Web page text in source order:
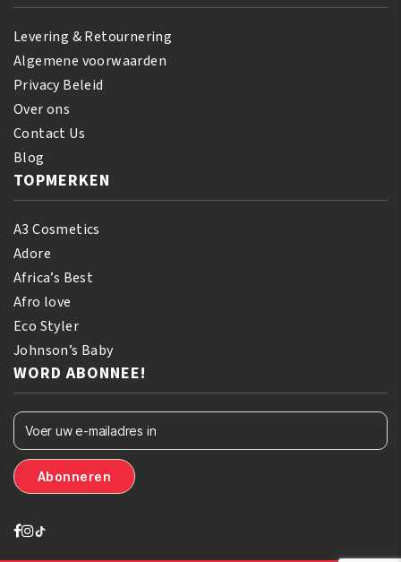
Levering & Retournering
Algemene voorwaarden
Privacy Beleid
Over ons
Contact Us
Blog
TOPMERKEN
A3 Cosmetics
Adore
Africa’s Best
Afro love
Eco Styler
Johnson’s Baby
WORD ABONNEE!